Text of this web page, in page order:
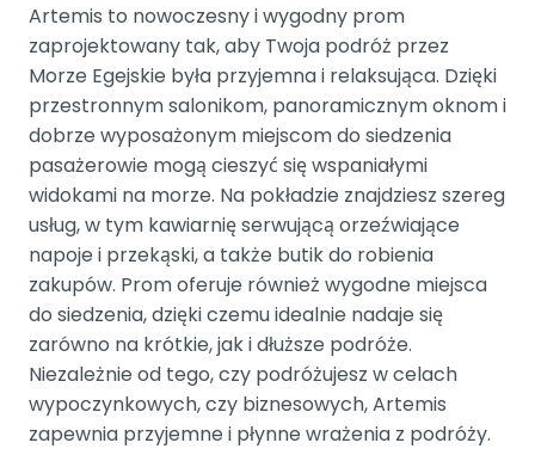
Artemis to nowoczesny i wygodny prom
zaprojektowany tak, aby Twoja podróż przez
Morze Egejskie była przyjemna i relaksująca. Dzięki
przestronnym salonikom, panoramicznym oknom i
dobrze wyposażonym miejscom do siedzenia
pasażerowie mogą cieszyć się wspaniałymi
widokami na morze. Na pokładzie znajdziesz szereg
usług, w tym kawiarnię serwującą orzeźwiające
napoje i przekąski, a także butik do robienia
zakupów. Prom oferuje również wygodne miejsca
do siedzenia, dzięki czemu idealnie nadaje się
zarówno na krótkie, jak i dłuższe podróże.
Niezależnie od tego, czy podróżujesz w celach
wypoczynkowych, czy biznesowych, Artemis
zapewnia przyjemne i płynne wrażenia z podróży.